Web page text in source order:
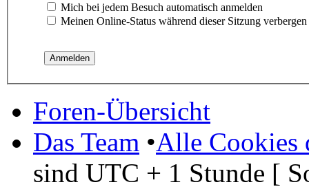
Mich bei jedem Besuch automatisch anmelden
Meinen Online-Status während dieser Sitzung verbergen
Foren-Übersicht
Das Team •Alle Cookies
sind UTC + 1 Stunde [